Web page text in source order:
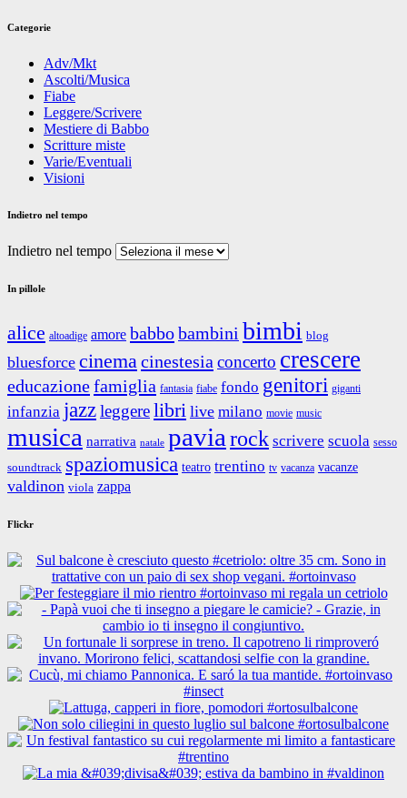
Categorie
Adv/Mkt
Ascolti/Musica
Fiabe
Leggere/Scrivere
Mestiere di Babbo
Scritture miste
Varie/Eventuali
Visioni
Indietro nel tempo
Indietro nel tempo
In pillole
alice altoadige amore babbobambini bimbi blog
bluesforce cinemacinestesia concerto crescere
educazionefamiglia fantasia fiabe fondo genitori giganti
infanzia jazzleggerelibri live milano movie music
musica narrativa natale pavia rock scrivere scuola sesso
soundtrack spaziomusica teatro trentino tv vacanza vacanze
valdinon viola zappa
Flickr